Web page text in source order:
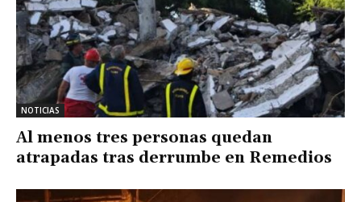
NOTICIAS
Al menos tres personas quedan
atrapadas tras derrumbe en Remedios